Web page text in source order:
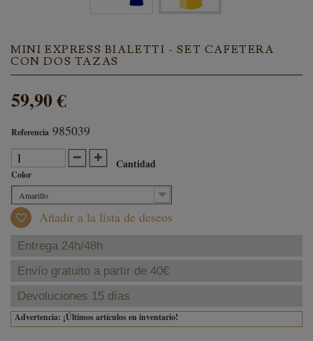
MINI EXPRESS BIALETTI - SET CAFETERA
CON DOS TAZAS
59,90 €
Referencia 985039
Cantidad
Color
Amarillo
Añadir a la lista de deseos
Entrega 24h/48h
Envío gratuito a partir de 40€
Devoluciones 15 días
Advertencia: ¡Últimos artículos en inventario!